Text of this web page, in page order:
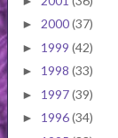
► 2000(37)
► 1999 (42)
► 1998 (33)
► 1997(39)
► 1996(34)